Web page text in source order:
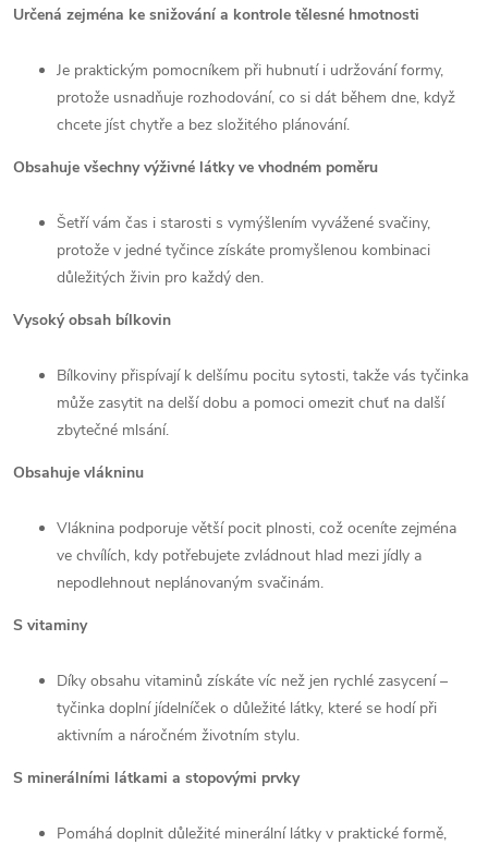
Určená zejména ke snižování a kontrole tělesné hmotnosti
Je praktickým pomocníkem při hubnutí i udržování formy,
protože usnadňuje rozhodování, co si dát během dne, když
chcete jíst chytře a bez složitého plánování.
Obsahuje všechny výživné látky ve vhodném poměru
Šetří vám čas i starosti s vymýšlením vyvážené svačiny,
protože v jedné tyčince získáte promyšlenou kombinaci
důležitých živin pro každý den.
Vysoký obsah bílkovin
Bílkoviny přispívají k delšímu pocitu sytosti, takže vás tyčinka
může zasytit na delší dobu a pomoci omezit chuť na další
zbytečné mlsání.
Obsahuje vlákninu
Vláknina podporuje větší pocit plnosti, což oceníte zejména
ve chvílích, kdy potřebujete zvládnout hlad mezi jídly a
nepodlehnout neplánovaným svačinám.
S vitaminy
Díky obsahu vitaminů získáte víc než jen rychlé zasycení –
tyčinka doplní jídelníček o důležité látky, které se hodí při
aktivním a náročném životním stylu.
S minerálními látkami a stopovými prvky
Pomáhá doplnit důležité minerální látky v praktické formě,